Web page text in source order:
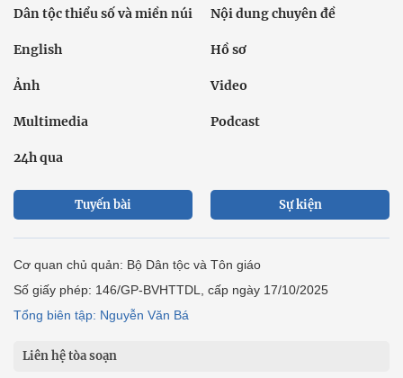
Dân tộc thiểu số và miền núi Nội dung chuyên đề
English Hồ sơ
Ảnh Video
Multimedia Podcast
24h qua
Tuyến bài Sự kiện
Cơ quan chủ quản: Bộ Dân tộc và Tôn giáo
Số giấy phép: 146/GP-BVHTTDL, cấp ngày 17/10/2025
Tổng biên tập: Nguyễn Văn Bá
Liên hệ tòa soạn